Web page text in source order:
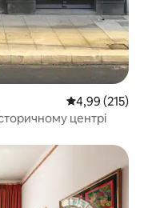
Середня
4,99 (215)
центрі